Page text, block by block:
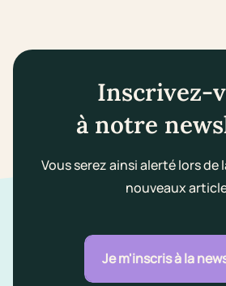
Inscrivez-
à notre
Vous serez ainsi alerté lors
nouveaux
Je m'inscris à la